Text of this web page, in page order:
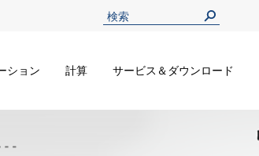
ション 計算 サービス＆ダウンロード